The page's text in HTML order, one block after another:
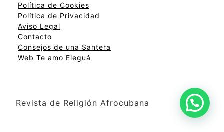
Política de Cookies
Política de Privacidad
Aviso Legal
Contacto
Consejos de una Santera
Web Te amo Eleguá
Revista de Religión Afrocubana